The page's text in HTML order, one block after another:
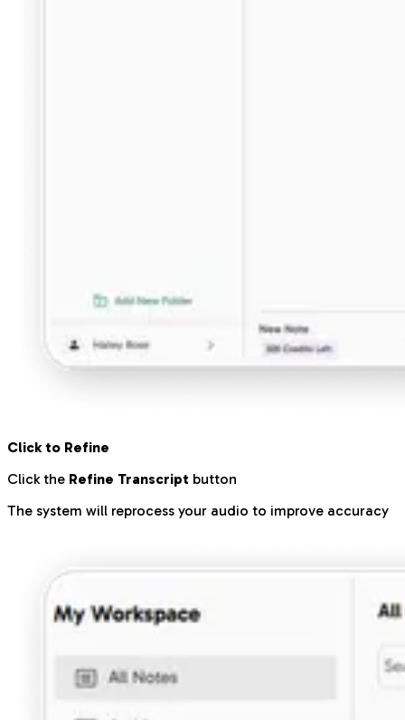
Click to Refine
Click the Refine Transcript button
The system will reprocess your audio to improve accuracy